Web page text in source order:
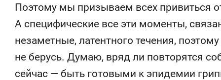
Поэтому мы призываем всех привиться
А специфические все эти моменты,
незаметные, латентного течения,
не берусь. Думаю, вряд ли повторятся
сейчас — быть готовыми к эпидемии